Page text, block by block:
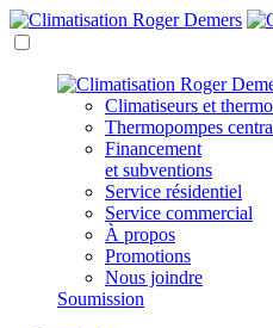
Climatiseurs et
Thermopompes
Financement
et subventions
Service résidentiel
Service commercial
À propos
Promotions
Nous joindre
Soumission